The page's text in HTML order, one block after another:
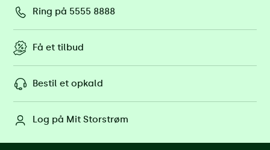
Ring på 5555 8888
Få et tilbud
Bestil et opkald
Log på Mit Storstrøm